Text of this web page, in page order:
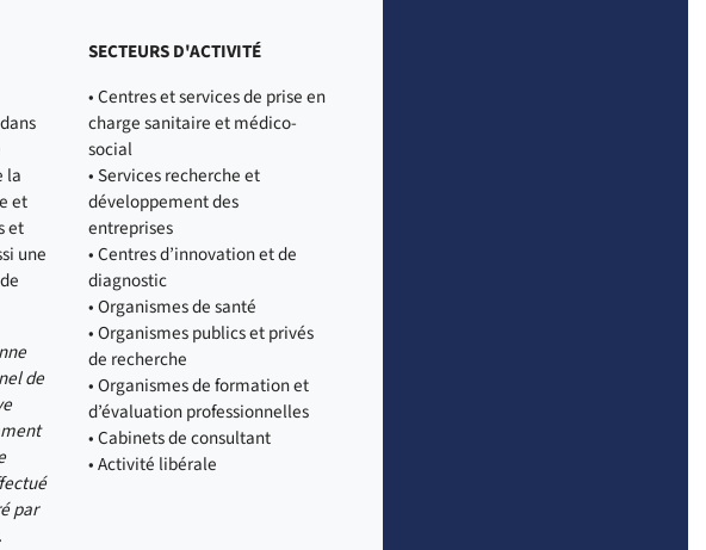
la
et
et
une
de
par
SECTEURS D'ACTIVITÉ
• Centres et services de prise en
charge sanitaire et médico-
social
• Services recherche et
développement des
entreprises
• Centres d’innovation et de
diagnostic
• Organismes de santé
• Organismes publics et privés
de recherche
• Organismes de formation et
d’évaluation professionnelles
• Cabinets de consultant
• Activité libérale